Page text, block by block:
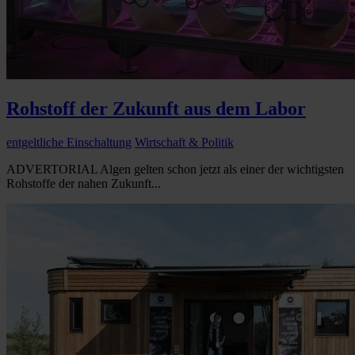
Rohstoff der Zukunft aus dem Labor
entgeltliche Einschaltung Wirtschaft & Politik
ADVERTORIAL Algen gelten schon jetzt als einer der wichtigsten
Rohstoffe der nahen Zukunft...